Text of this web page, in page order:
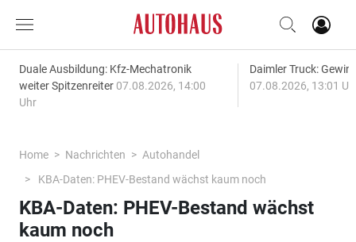
Duale Ausbildung: Kfz-Mechatronik
weiter Spitzenreiter 07.08.2026, 14:00
Uhr
Daimler Truck:
07.08.2026, 13:01
Home Nachrichten
Autohandel
KBA-Daten: PHEV-Bestand wächst kaum noch
KBA-Daten: PHEV-Bestand wächst
kaum noch